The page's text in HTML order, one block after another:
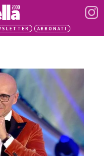
ABBONATI